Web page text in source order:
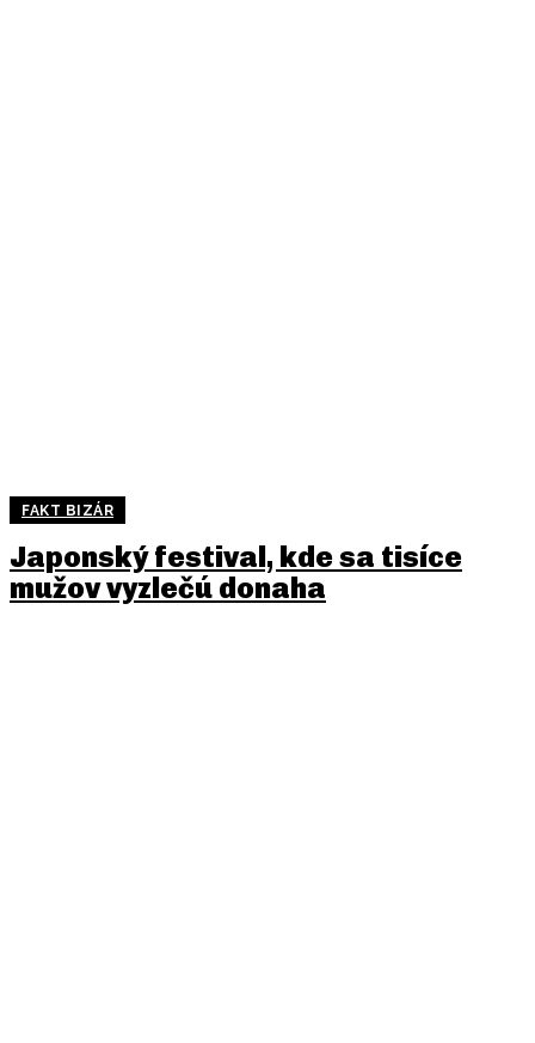
FAKT BIZÁR
Japonský festival, kde sa tisíce
mužov vyzlečú donaha